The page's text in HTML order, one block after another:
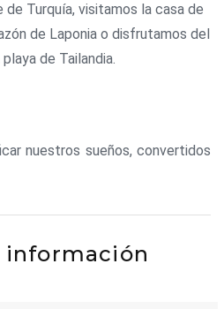
de Turquía, visitamos la casa de
de Laponia o disfrutamos del
de Tailandia.
nuestros sueños, convertidos
información